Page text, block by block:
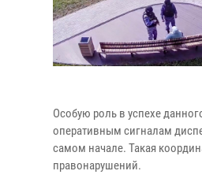
Особую роль в успехе
оперативным сигналам
самом начале. Такая
правонарушений.